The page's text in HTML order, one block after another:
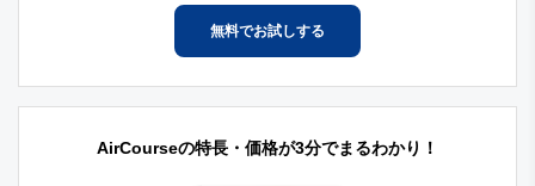
無料でお試しする
AirCourseの特長・価格が3分でまるわかり！